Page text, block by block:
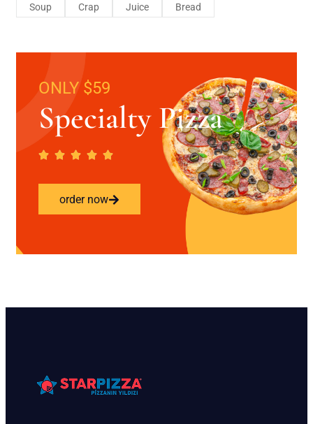
Soup Crap Juice Bread
ONLY $59
Specialty Pizza
order now